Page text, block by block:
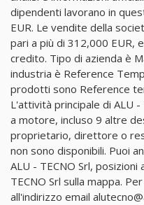
dipendenti lavorano in
EUR. Le vendite della
pari a più di 312,000 EUR,
credito. Tipo di azienda è
industria è Reference
prodotti sono Reference
L'attività principale di ALU
a motore, incluso 9 altre
proprietario, direttore o
non sono disponibili. Puoi
ALU - TECNO Srl,
TECNO Srl sulla mappa.
all'indirizzo email